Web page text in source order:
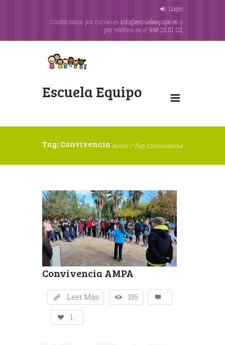
Login
Contáctanos por correo en info@escuelaequipo.es o
por teléfono en el 968 25 51 02
Escuela Equipo
Inicio/ Tag: Convivencia
Tag: Convivencia
Convivencia AMPA
Leer Más 195
1